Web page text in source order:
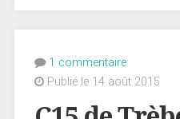
1 commentaire
Publié le 14 août 2015